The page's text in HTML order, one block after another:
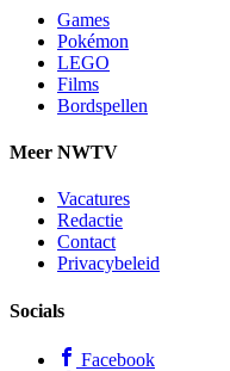
Games
Pokémon
LEGO
Films
Bordspellen
Meer NWTV
Vacatures
Redactie
Contact
Privacybeleid
Socials
Facebook